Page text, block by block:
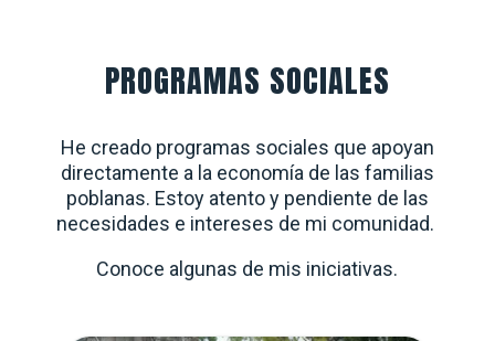
PROGRAMAS SOCIALES
He creado programas sociales que apoyan
directamente a la economía de las familias
poblanas. Estoy atento y pendiente de las
necesidades e intereses de mi comunidad.
Conoce algunas de mis iniciativas.